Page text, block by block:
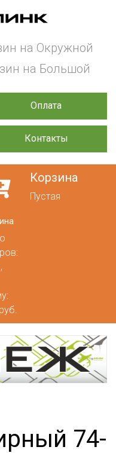
Оплата
Контакты
на Окружной
на Большой
Корзина
Пустая
руб.
74-